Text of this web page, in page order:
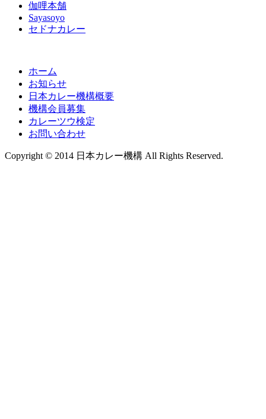
伽哩本舗
Sayasoyo
セドナカレー
ホーム
お知らせ
日本カレー機構概要
機構会員募集
カレーツウ検定
お問い合わせ
Copyright © 2014 日本カレー機構 All Rights Reserved.